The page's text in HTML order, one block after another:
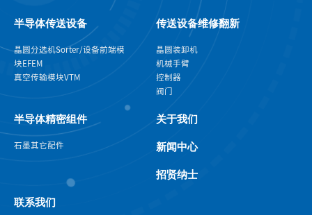
半导体传送设备
晶圆分选机Sorter/设备前端模
块EFEM
真空传输模块VTM
传送设备维修翻新
晶圆装卸机
机械手臂
控制器
阀门
半导体精密组件
石墨其它配件
关于我们
新闻中心
招贤纳士
联系我们